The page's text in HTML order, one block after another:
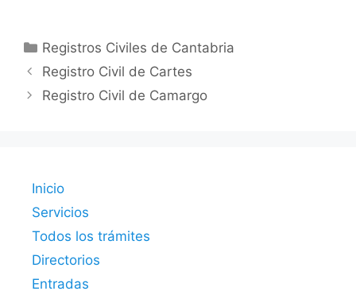
Categorías
Registros Civiles de Cantabria
Registro Civil de Cartes
Registro Civil de Camargo
Inicio
Servicios
Todos los trámites
Directorios
Entradas